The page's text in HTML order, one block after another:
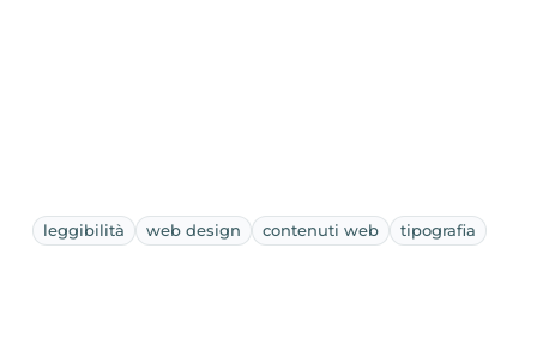
leggibilità web design contenuti web tipografia